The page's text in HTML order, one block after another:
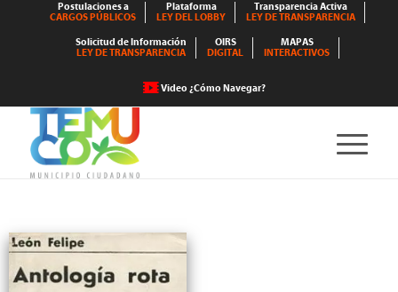
Postulaciones a
CARGOS PÚBLICOS
Plataforma
LEY DEL LOBBY
Transparencia Activa
LEY DE TRANSPARENCIA
Solicitud de Información
LEY DE TRANSPARENCIA
OIRS
DIGITAL
MAPAS
INTERACTIVOS
Video ¿Cómo Navegar?